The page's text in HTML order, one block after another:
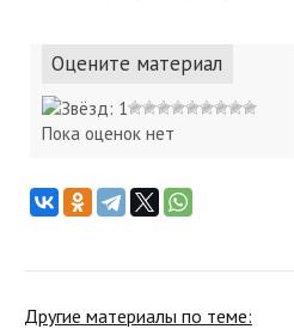
Оцените материал
Пока оценок нет
Другие материалы по теме: